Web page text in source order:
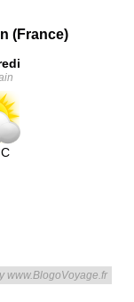
(France)
www.BlogoVoyage.fr